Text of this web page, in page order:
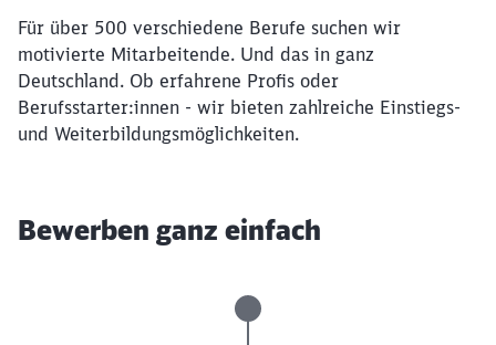
Für über 500 verschiedene Berufe suchen wir
motivierte Mitarbeitende. Und das in ganz
Deutschland. Ob erfahrene Profis oder
Berufsstarter:innen - wir bieten zahlreiche Einstiegs-
und Weiterbildungsmöglichkeiten.
Bewerben ganz einfach